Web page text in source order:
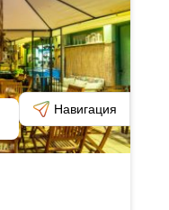
Навигация